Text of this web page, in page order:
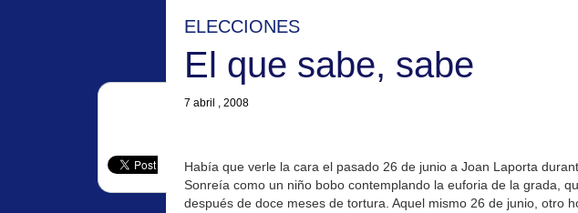
ELECCIONES
El que sabe, sabe
7 abril , 2008
Había que verle la cara el pasado 26 de junio a Joan Laporta
Sonreía como un niño bobo contemplando la euforia de la grada,
después de doce meses de tortura. Aquel mismo 26 de junio, otro